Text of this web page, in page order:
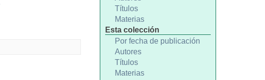
Títulos
Materias
Esta colección
Por fecha de publicación
Autores
Títulos
Materias